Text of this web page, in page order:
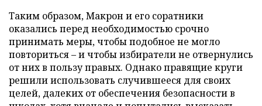
Таким образом, Макрон и его соратники
оказались перед необходимостью срочно
принимать меры, чтобы подобное не могло
повториться – и чтобы избиратели не отвернулись
от них в пользу правых. Однако правящие круги
решили использовать случившееся для своих
целей, далеких от обеспечения безопасности в